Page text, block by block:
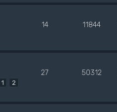
14 11844
1 2
27 50312